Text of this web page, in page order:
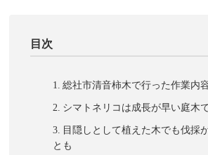
目次
総社市清音柿木で行った作業内
シマトネリコは成長が早い庭木
目隠しとして植えた木でも伐採
とも